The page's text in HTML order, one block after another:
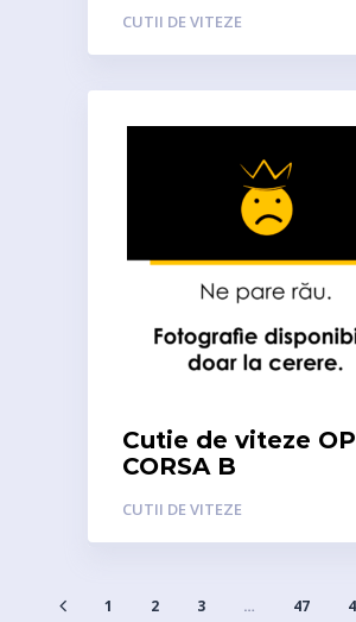
CUTII DE VITEZE
Cutie de viteze
CORSA B
CUTII DE VITEZE
1 2 3 … 47